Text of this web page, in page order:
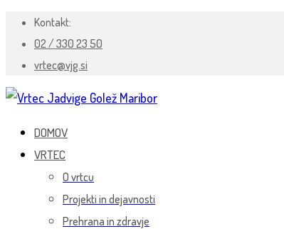
Kontakt:
02 / 330 23 50
vrtec@vjg.si
DOMOV
VRTEC
O vrtcu
Projekti in dejavnosti
Prehrana in zdravje